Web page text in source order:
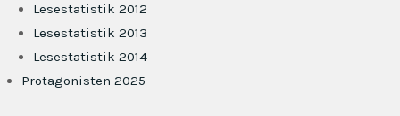
Lesestatistik 2012
Lesestatistik 2013
Lesestatistik 2014
Protagonisten 2025